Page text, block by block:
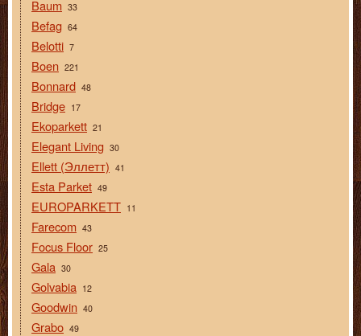
Baum 33
Befag 64
Belotti 7
Boen 221
Bonnard 48
Bridge 17
Ekoparkett 21
Elegant Living 30
Ellett (Эллетт) 41
Esta Parket 49
EUROPARKETT 11
Farecom 43
Focus Floor 25
Gala 30
Golvabia 12
Goodwin 40
Grabo 49